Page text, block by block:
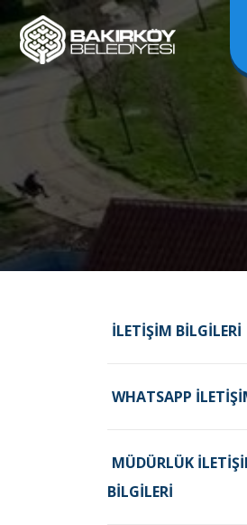
İLETIŞIM BILGILERI
WHATSAPP
MÜDÜRLÜK
BILGILERI